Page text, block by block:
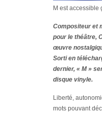
M est accessible
Compositeur et
pour le théâtre,
œuvre
Sorti en
dernier, « M »
disque vinyle.
Liberté,
mots pouvant